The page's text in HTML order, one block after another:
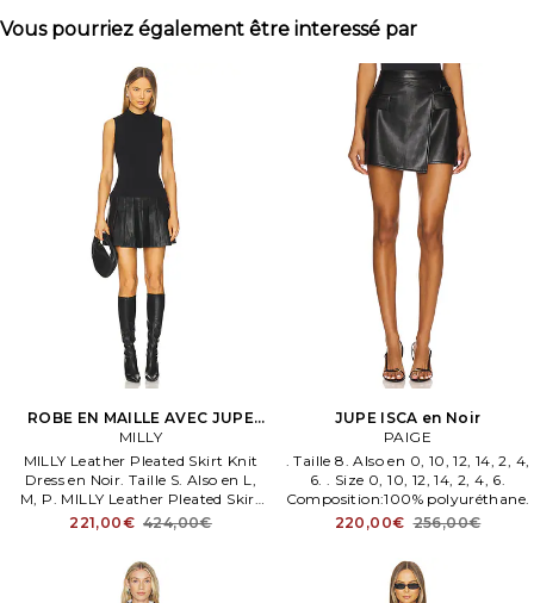
Vous pourriez également être interessé par
ROBE EN MAILLE AVEC JUPE
PLISSÉE EN CUIR en Noir
MILLY
MILLY Leather Pleated Skirt Knit
Dress en Noir. Taille S. Also en L,
M, P. MILLY Leather Pleated Skirt
Knit Dress en Noir. Size L, M, P.
221,00€ 424,00€
JUPE ISCA en Noir
PAIGE
. Taille 8. Also en 0, 10, 12, 14, 2, 4,
6. . Size 0, 10, 12, 14, 2, 4, 6.
Composition:100% polyuréthane.
220,00€ 256,00€